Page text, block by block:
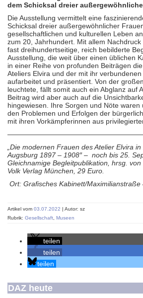
dem Schicksal dreier
Die Ausstellung vermittelt eine
Schicksal dreier außergewöhnlicher
gesellschaftlichen und kulturellen Leben
zum 20, Jahrhundert. Mit allem
fast dreihundertseitige, reich bebilderte
Ausstellung, die weit über einen üblichen
in einer Reihe von profunden Beiträgen
Ateliers Elvira und der mit ihr verbundenen
aufarbeitet und präsentiert. Von der
leuchtete, fällt somit auch ein Abglanz auf
Beitrag wird aber auch auf die
hingewiesen. Ihre Sorgen und Nöte waren
den Problemen und Erfolgen der
mit ihren Vorkämpferinnen aus
Die modernen Frauen des Atelier Elvira
Augsburg 1897 – 1908″ – noch bis 25.
Gleichnamige Begleitpublikation, hrsg. von
Volk Verlag München, 29 Euro.
Ort: Grafisches Kabinett/
Artikel vom 03.07.2022 | Autor: sz
Rubrik: Gesellschaft Museen
teilen
teilen
teilen
DAZ heute